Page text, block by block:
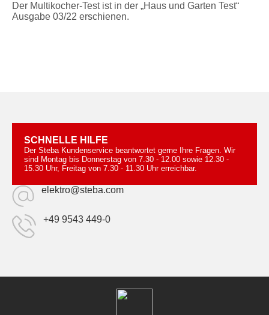
Der Multikocher-Test ist in der „Haus und Garten Test“
Ausgabe 03/22 erschienen.
SCHNELLE HILFE
Der Steba Kundenservice beantwortet gerne Ihre Fragen. Wir
sind Montag bis Donnerstag von 7.30 - 12.00 sowie 12.30 -
15.30 Uhr, Freitag von 7.30 - 11.30 Uhr erreichbar.
elektro@steba.com
+49 9543 449-0